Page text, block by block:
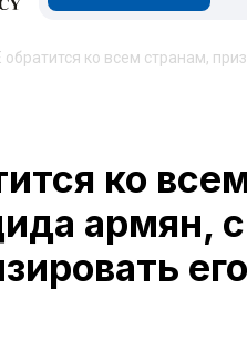
обратится ко всем странам,
ко
армян,